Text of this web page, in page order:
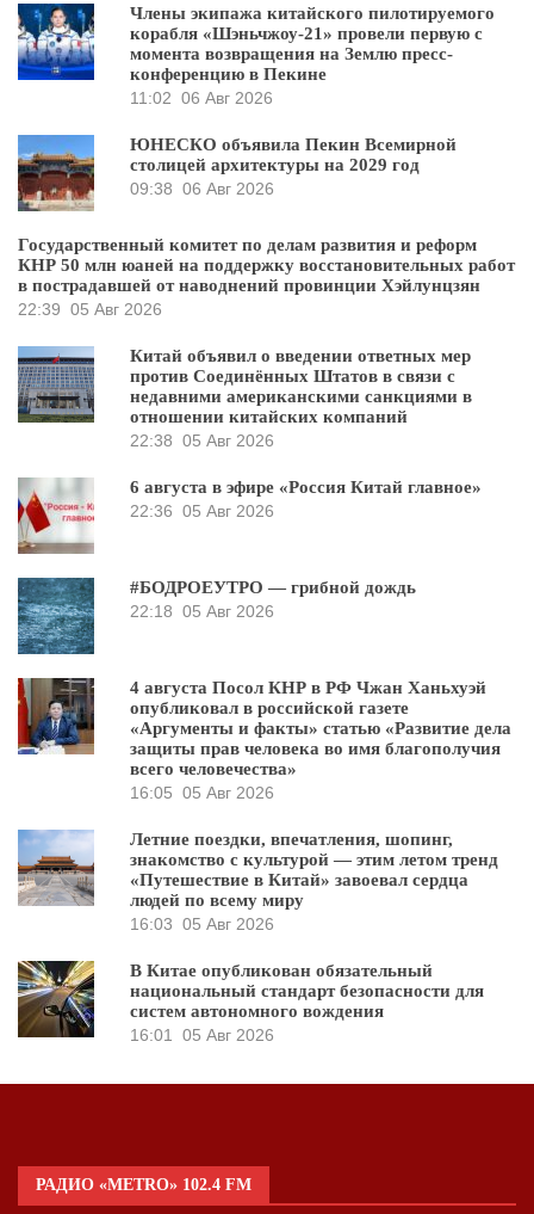
Члены экипажа китайского пилотируемого
корабля «Шэньчжоу-21» провели первую с
момента возвращения на Землю пресс-
конференцию в Пекине
11:02 06 Авг 2026
ЮНЕСКО объявила Пекин Всемирной
столицей архитектуры на 2029 год
09:38 06 Авг 2026
Государственный комитет по делам развития и реформ
КНР 50 млн юаней на поддержку восстановительных работ
в пострадавшей от наводнений провинции Хэйлунцзян
22:39 05 Авг 2026
Китай объявил о введении ответных мер
против Соединённых Штатов в связи с
недавними американскими санкциями в
отношении китайских компаний
22:38 05 Авг 2026
6 августа в эфире «Россия Китай главное»
22:36 05 Авг 2026
#БОДРОЕУТРО — грибной дождь
22:18 05 Авг 2026
4 августа Посол КНР в РФ Чжан Ханьхуэй
опубликовал в российской газете
«Аргументы и факты» статью «Развитие дела
защиты прав человека во имя благополучия
всего человечества»
16:05 05 Авг 2026
Летние поездки, впечатления, шопинг,
знакомство с культурой — этим летом тренд
«Путешествие в Китай» завоевал сердца
людей по всему миру
16:03 05 Авг 2026
В Китае опубликован обязательный
национальный стандарт безопасности для
систем автономного вождения
16:01 05 Авг 2026
РАДИО «METRO» 102.4 FM